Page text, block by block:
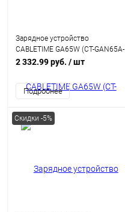
Зарядное устройство
CABLETIME GA65W (CT-GAN65A-
PW) GaN PD3.0 2C1A 65 Вт,
2 332.99 руб. / шт
Подробнее
Скидки -5%